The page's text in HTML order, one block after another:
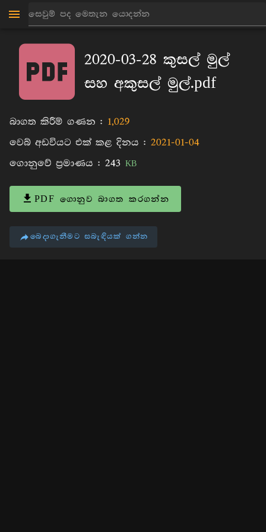
2020-03-28 කුසල් මුල්
සහ අකුසල් මුල්.pdf
බාගත කිරීම් ගණන : 1,029
වෙබ් අඩවියට එක් කළ දිනය : 2021-01-04
ගොනුවේ ප්‍රමාණය : 243 KB
PDF ගොනුව බාගත කරගන්න
බෙදාගැනීමට සබැඳියක් ගන්න